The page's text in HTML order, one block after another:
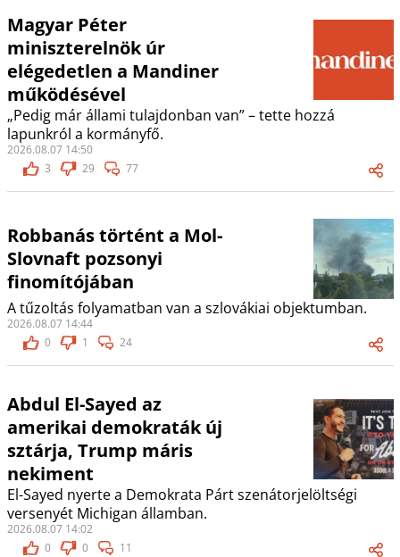
Magyar Péter
miniszterelnök úr
elégedetlen a Mandiner
működésével
„Pedig már állami tulajdonban van” – tette hozzá
lapunkról a kormányfő.
2026.08.07 14:50
3
29 77
Robbanás történt a Mol-
Slovnaft pozsonyi
finomítójában
A tűzoltás folyamatban van a szlovákiai objektumban.
2026.08.07 14:44
0
1 24
Abdul El-Sayed az
amerikai demokraták új
sztárja, Trump máris
nekiment
El-Sayed nyerte a Demokrata Párt szenátorjelöltségi
versenyét Michigan államban.
2026.08.07 14:02
0
0 11